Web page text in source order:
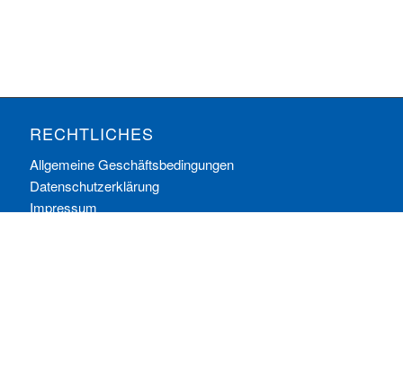
RECHTLICHES
Allgemeine Geschäftsbedingungen
Datenschutzerklärung
Impressum